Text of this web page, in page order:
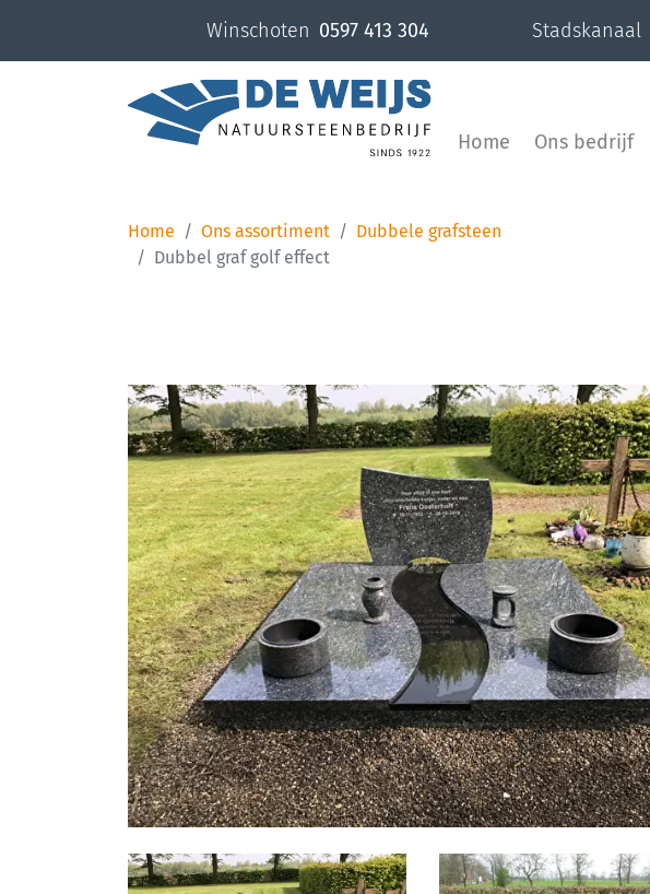
Winschoten 0597 413 304 Stadskanaal
Home Ons bedrijf
Home Ons assortiment
Dubbele grafsteen
Dubbel graf golf effect
Foto
album